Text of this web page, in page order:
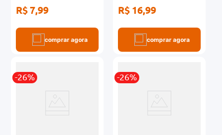
R$ 7,99
comprar agora
R$ 16,99
comprar agora
-26% -26%